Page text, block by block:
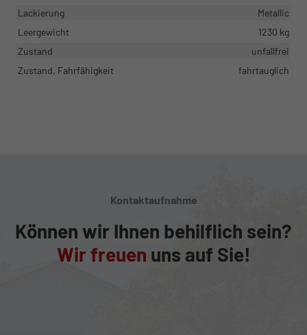
Lackierung
Metallic
Leergewicht
1230 kg
Zustand
unfallfrei
Zustand, Fahrfähigkeit
fahrtauglich
Kontaktaufnahme
Können wir Ihnen behilflich sein?
Wir freuen uns auf Sie!